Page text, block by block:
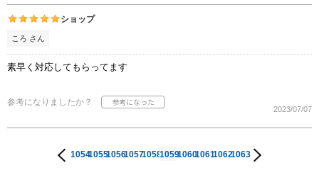
ショップ
ころ さん
素早く対応してもらってます
参考になりましたか？
2023/07/07
1054105510561057105810591060106110621063